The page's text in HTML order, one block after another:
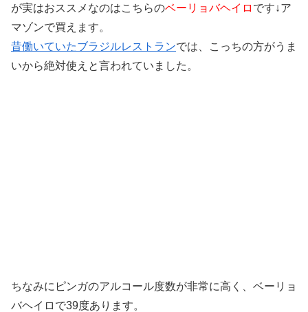
が実はおススメなのはこちらのベーリョバヘイロ です↓ア
マゾンで買えます。
昔働いていたブラジルレストランでは、こっちの方がうま
いから絶対使えと言われていました。
ちなみにピンガのアルコール度数が非常に高く、ベーリョ
バヘイロで39度あります。